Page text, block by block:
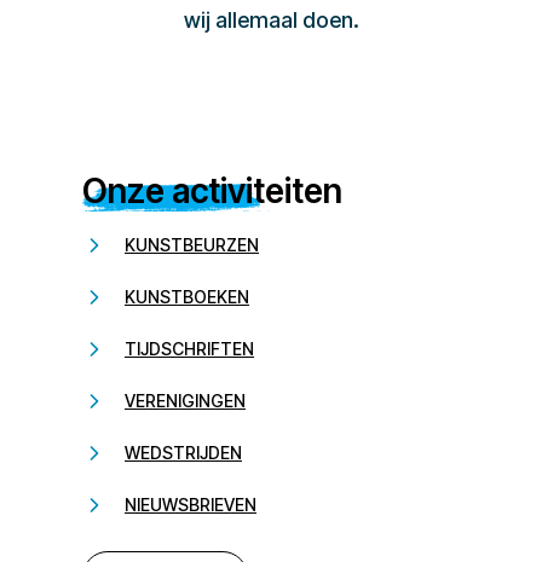
wij allemaal doen.
Onze activiteiten
KUNSTBEURZEN
KUNSTBOEKEN
TIJDSCHRIFTEN
VERENIGINGEN
WEDSTRIJDEN
NIEUWSBRIEVEN232323